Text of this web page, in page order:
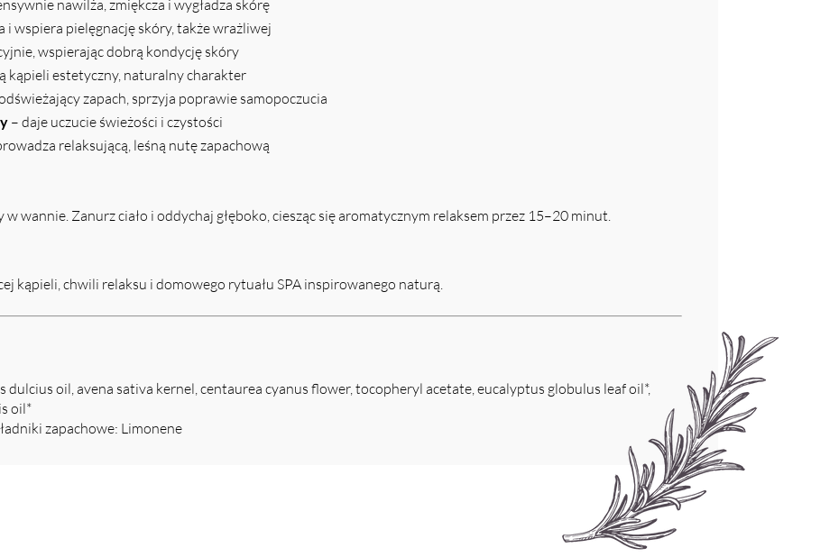
nawilża, zmiękcza i wygładza skórę
i wspiera pielęgnację skóry, także wrażliwej
wspierając dobrą kondycję skóry
kąpieli estetyczny, naturalny charakter
zapach, sprzyja poprawie samopoczucia
– daje uczucie świeżości i czystości
relaksującą, leśną nutę zapachową
w wannie. Zanurz ciało i oddychaj głęboko, ciesząc się aromatycznym relaksem przez 15–20 minut.
kąpieli, chwili relaksu i domowego rytuału SPA inspirowanego naturą.
dulcius oil, avena sativa kernel, centaurea cyanus flower, tocopheryl acetate, eucalyptus globulus leaf oil*,
oil*
zapachowe: Limonene